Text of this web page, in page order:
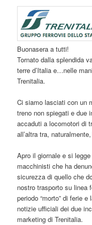
Buonasera a tutti!
Tornato dalla splendida
terre d’Italia e…nelle
Trenitalia.
Ci siamo lasciati con un
treno non spiegati e due
accaduti a locomotori di
all’altra tra,
Apro il giornale e si
macchinisti che ha
sicurezza di quello che
nostro trasporto su linea
periodo “morto” di ferie
notizie ufficiali dei due
marketing di Trenitalia.